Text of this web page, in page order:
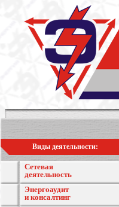
Виды деятельности:
Сетевая
деятельность
Энергоаудит
и консалтинг